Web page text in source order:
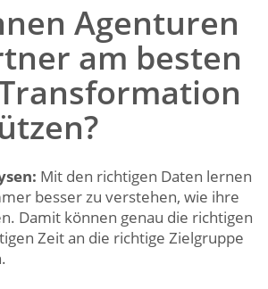
Agenturen
am besten
Mit den richtigen Daten lernen
besser zu verstehen, wie ihre
Damit können genau die richtigen
Zeit an die richtige Zielgruppe